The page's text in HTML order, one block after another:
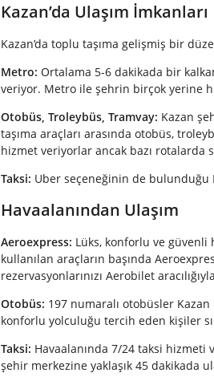
Kazan’da Ulaşım İmkanları
Kazan’da toplu taşıma gelişmiş bir
Metro: Ortalama 5-6 dakikada bir
veriyor. Metro ile şehrin birçok yerine
Otobüs, Troleybüs, Tramvay: Kazan
taşıma araçları arasında otobüs,
hizmet veriyorlar ancak bazı rotalarda
Taksi: Uber seçeneğinin de bulunduğu
Havaalanından Ulaşım
Aeroexpress: Lüks, konforlu ve
kullanılan araçların başında
rezervasyonlarınızı Aerobilet
Otobüs: 197 numaralı otobüsler Kazan
konforlu yolculuğu tercih eden kişiler
Taksi: Havaalanında 7/24 taksi
şehir merkezine yaklaşık 45 dakikada